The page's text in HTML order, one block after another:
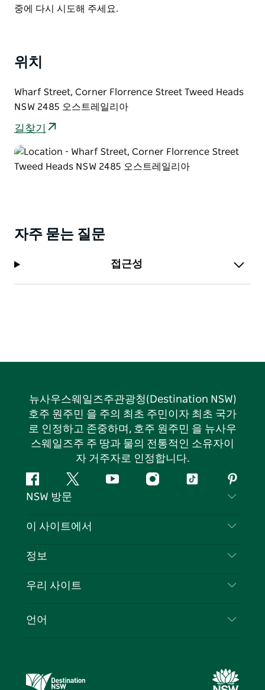
List
중에 다시 시도해 주세요.
위치
Wharf Street, Corner Florrence Street Tweed Heads
NSW 2485 오스트레일리아
길찾기
자주 묻는 질문
접근성
뉴사우스웨일즈주관광청(Destination NSW)
호주 원주민 을 주의 최초 주민이자 최초 국가
로 인정하고 존중하며, 호주 원주민 을 뉴사우
스웨일즈주 주 땅과 물의 전통적인 소유자이
자 거주자로 인정합니다.
페
이
북
지
다
유
인
틱
핀
터
스
NSW 방문
문의하기
쿠키 고지
이 사이트에서
목적지
이벤트
정보
여행 정보
뉴사우스웨일즈주 의 사업
우리 사이트
뉴사우스웨일즈주관광청(Destination NSW) 미디
언어